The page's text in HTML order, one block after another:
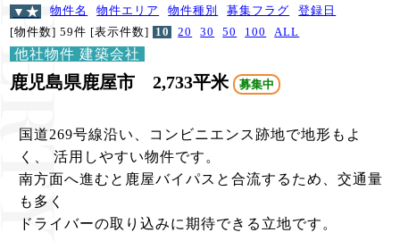
▼★ 物件名 物件エリア 物件種別 募集フラグ
登録日
[物件数] 59件 [表示件数] 10 20 30 50 100 ALL
他社物件 建築会社
鹿児島県鹿屋市 2,733平米 募集中
国道269号線沿い、コンビニエンス跡地で地形もよ
く、 活用しやすい物件です。
南方面へ進むと鹿屋バイパスと合流するため、交通量
も多く
ドライバーの取り込みに期待できる立地です。